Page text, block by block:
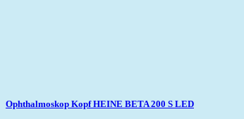
Ophthalmoskop Kopf HEINE BETA 200 S LED